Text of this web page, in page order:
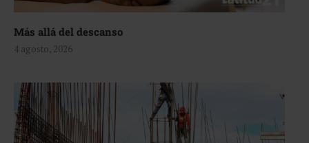
Más allá del descanso
4 agosto, 2026